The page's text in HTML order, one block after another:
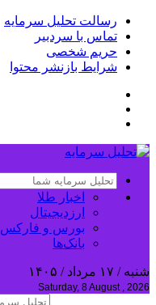
رسالت تحلیل سرمایه
تماس با سردبیر
حریم شخصی
شرایط بازنشر محتوا
اخبار طلا
ارزدیجیتال
بورس و فارکس
بانک‌ها
شنبه / ۱۷ مرداد / ۱۴۰۵
Saturday, 8 August , 2026